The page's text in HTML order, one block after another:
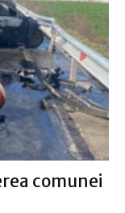
comunei